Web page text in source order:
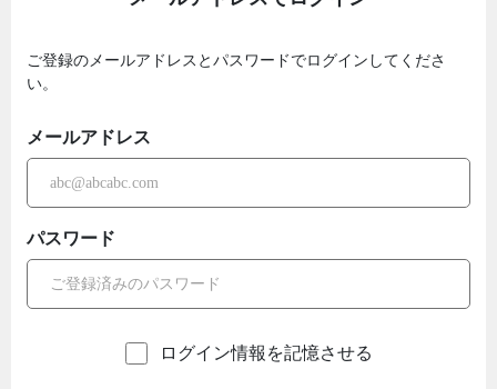
ご登録のメールアドレスとパスワードでログインしてくださ
い。
メールアドレス
パスワード
ログイン情報を記憶させる